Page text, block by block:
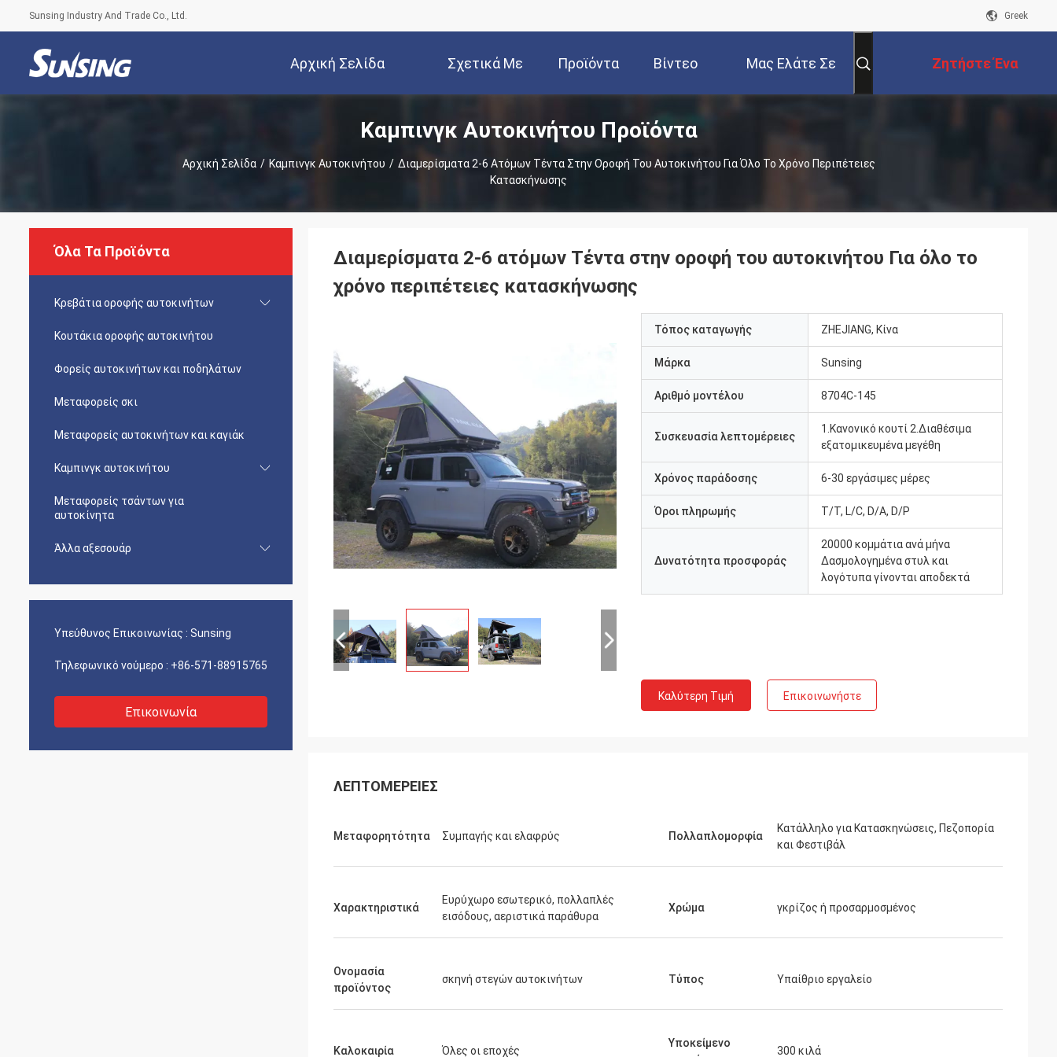
Sunsing Industry And Trade Co., Ltd. Greek
Αρχική Σελίδα Σχετικά Με
Εμάς
Προϊόντα Βίντεο Μας Ελάτε Σε Ζητήστε Ένα
Απόσπασμα
Καμπινγκ Αυτοκινήτου Προϊόντα
Αρχική Σελίδα / Καμπινγκ Αυτοκινήτου / Διαμερίσματα 2-6 Ατόμων Τέντα Στην Οροφή Του Αυτοκινήτου Για Όλο Το Χρόνο Περιπέτειες
Κατασκήνωσης
Όλα Τα Προϊόντα
Κρεβάτια οροφής αυτοκινήτων
Κουτάκια οροφής αυτοκινήτου
Φορείς αυτοκινήτων και ποδηλάτων
Μεταφορείς σκι
Μεταφορείς αυτοκινήτων και καγιάκ
Καμπινγκ αυτοκινήτου
Μεταφορείς τσάντων για
αυτοκίνητα
Άλλα αξεσουάρ
Υπεύθυνος Επικοινωνίας : Sunsing
Τηλεφωνικό νούμερο : +86-571-88915765
Επικοινωνία
Διαμερίσματα 2-6 ατόμων Τέντα στην οροφή του αυτοκινήτου Για όλο το
χρόνο περιπέτειες κατασκήνωσης
Τόπος καταγωγής ZHEJIANG, Κίνα
Μάρκα Sunsing
Αριθμό μοντέλου 8704C-145
Συσκευασία λεπτομέρειες
1.Κανονικό κουτί 2.Διαθέσιμα
εξατομικευμένα μεγέθη
Χρόνος παράδοσης 6-30 εργάσιμες μέρες
Όροι πληρωμής Τ/Τ, L/C, D/A, D/P
Δυνατότητα προσφοράς
20000 κομμάτια ανά μήνα
Δασμολογημένα στυλ και
λογότυπα γίνονται αποδεκτά
Καλύτερη Τιμή Επικοινωνήστε
ΛΕΠΤΟΜΈΡΕΙΕΣ
Μεταφορητότητα Συμπαγής και ελαφρύς Πολλαπλομορφία
Κατάλληλο για Κατασκηνώσεις, Πεζοπορία
και Φεστιβάλ
Χαρακτηριστικά
Ευρύχωρο εσωτερικό, πολλαπλές
εισόδους, αεριστικά παράθυρα
Χρώμα γκρίζος ή προσαρμοσμένος
Ονομασία
προϊόντος
σκηνή στεγών αυτοκινήτων Τύπος Υπαίθριο εργαλείο
Καλοκαιρία Όλες οι εποχές
Υποκείμενο
300 κιλά